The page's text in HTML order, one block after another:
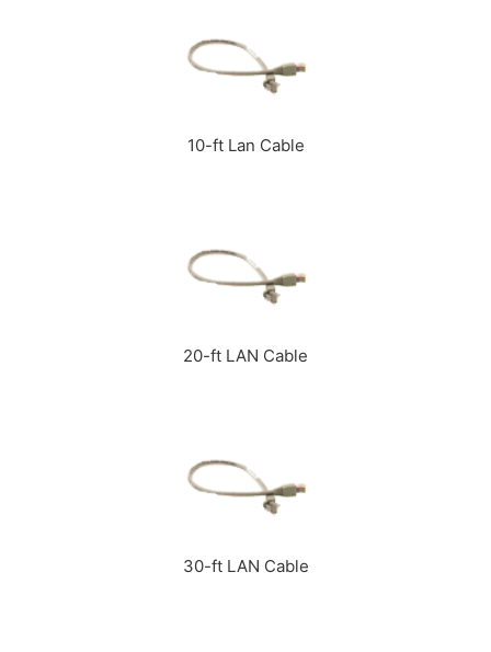
10-ft Lan Cable
20-ft LAN Cable
30-ft LAN Cable